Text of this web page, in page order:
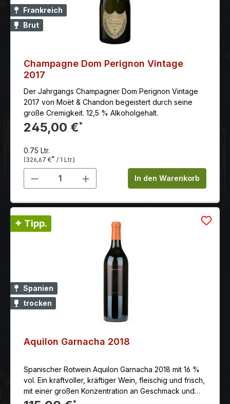
Trentiner Weinbaukunst. Begünstigt durch das
einzigartige Mikroklima des Trentino reifen hier
feinfruchtige, charakterstarke Weiß- und Rotweine
sowie eleganter Trentodoc-Schaumwein von
alpiner Frische, mediterraner Eleganz und
nachhaltigem Handwerk fängt jede Flasche von
Lebensgefühl Norditaliens unnachahmlich ein.
Frankreich
Brut
Champagne Dom Perignon Vintage
2017
Der Jahrgangs Champagner Dom Perignon Vintage
2017 von Moët & Chandon begeistert durch seine
große Cremigkeit. 12,5 % Alkoholgehalt.
245,00 €*
0.75 Ltr.
(326,67 €* / 1 Ltr.)
Produkt Anzahl: Gib denIn den Warenkorb
✦ Tipp.
Spanien
trocken
Aquilon Garnacha 2018
Spanischer Rotwein Aquilon Garnacha 2018 mit 16 %
vol. Ein kraftvoller, kräftiger Wein, fleischig und frisch,
mit einer großen Konzentration an Geschmack und
ausgezeichneter Ausgewogenheit. Erzeuger: Alto